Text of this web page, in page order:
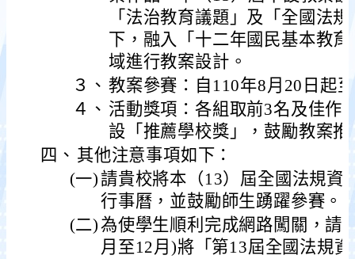
「法治教育議題」及「全國法
下，融入「十二年國民基本教
域進行教案設計。
３、 教案參賽：自110年8月20日起
４、 活動獎項：各組取前3名及佳作
設「推薦學校獎」，鼓勵教案
四、 其他注意事項如下：
(一) 請貴校將本（13）屆全國法規資
行事曆，並鼓勵師生踴躍參賽。
(二)為使學生順利完成網路闖關，請
月至12月)將「第13屆全國法規